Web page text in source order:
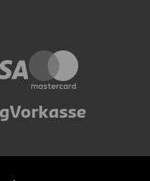
Vorkasse